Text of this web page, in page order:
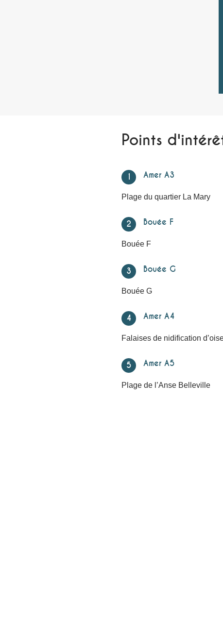
Points
1 Amer A3
Plage du quartier La Mary
2 Bouée F
Bouée F
3 Bouée G
Bouée G
4 Amer A4
Falaises de nidification
5 Amer A5
Plage de l’Anse Belleville